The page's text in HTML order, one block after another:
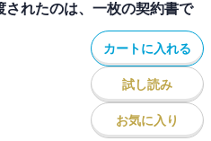
れたのは、一枚の契約書で
カートに入れる
試し読み
お気に入り